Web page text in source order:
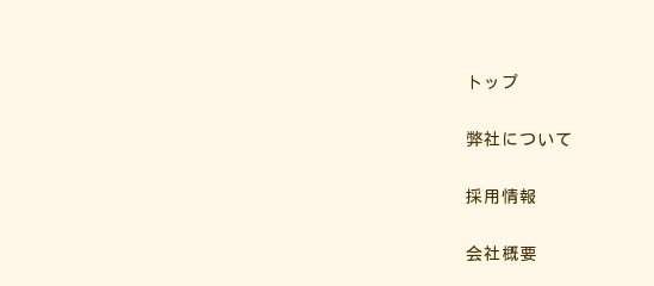
トップ
弊社について
採用情報
会社概要